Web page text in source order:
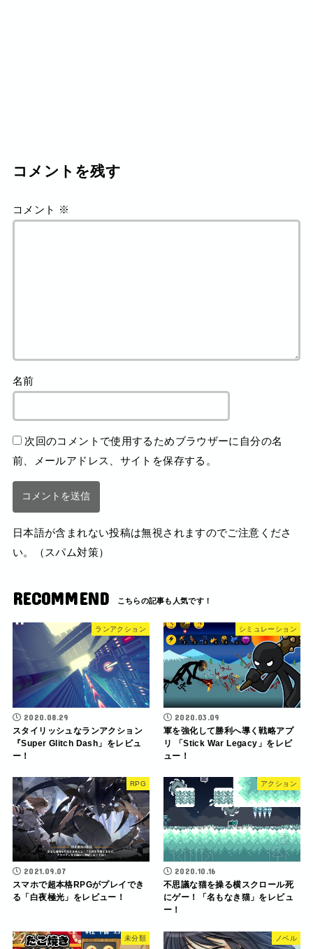
コメントを残す
コメント ※
名前
次回のコメントで使用するためブラウザーに自分の名
前、メールアドレス、サイトを保存する。
日本語が含まれない投稿は無視されますのでご注意くださ
い。（スパム対策）
RECOMMEND
ランアクション
2020.08.29
スタイリッシュなランアクション
『Super Glitch Dash」をレビュ
ー！
シミュレーション
2020.03.09
軍を強化して勝利へ導く戦略アプ
リ 「Stick War Legacy」をレビ
ュー！
RPG
2021.09.07
スマホで超本格RPGがプレイでき
る「白夜極光」をレビュー！
アクション
2020.10.16
不思議な猫を操る横スクロール死
にゲー！「名もなき猫」をレビュ
ー！
未分類 ノベル